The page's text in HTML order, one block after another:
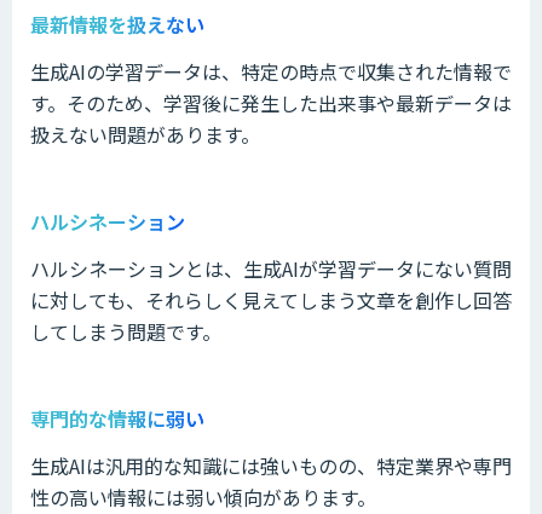
最新情報を扱えない
生成AIの学習データは、特定の時点で収集された情報で
す。そのため、学習後に発生した出来事や最新データは
扱えない問題があります。
ハルシネーション
ハルシネーションとは、生成AIが学習データにない質問
に対しても、それらしく見えてしまう文章を創作し回答
してしまう問題です。
専門的な情報に弱い
生成AIは汎用的な知識には強いものの、特定業界や専門
性の高い情報には弱い傾向があります。